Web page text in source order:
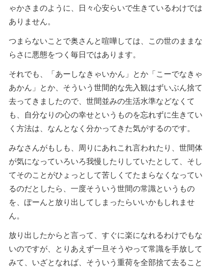
ゃかさまのように、日々心安らいで生きているわけでは
ありません。
つまらないことで奥さんと喧嘩しては、この世のままな
らさに悪態をつく毎日ではあります。
それでも、「あーしなきゃいかん」とか「こーでなきゃ
あかん」とか、そういう世間的な先入観はずいぶん捨て
去ってきましたので、世間並みの生活水準などなくて
も、自分なりの心の幸せというものを忘れずに生きてい
く方法は、なんとなく分かってきた気がするのです。
みなさんがもしも、周りにあれこれ言われたり、世間体
が気になっていろいろ我慢したりしていたとして、そし
てそのことがひょっとして苦しくてたまらなくなってい
るのだとしたら、一度そういう世間の常識というもの
を、ぽーんと放り出してしまったらいいかもしれませ
ん。
放り出したからと言って、すぐに楽になれるわけでもな
いのですが、とりあえず一旦そうやって常識を手放して
みて、いざとなれば、そういう重荷を全部捨て去ること